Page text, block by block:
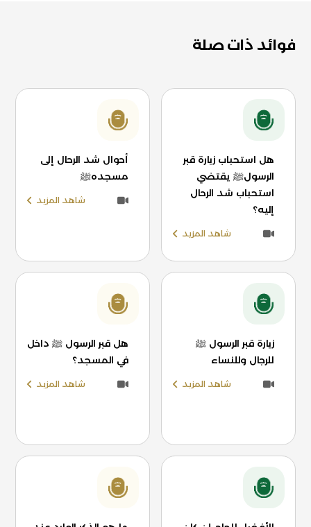
فوائد ذات صلة
هل استحباب زيارة قبر
الرسولﷺ يقتضي
استحباب شد الرحال
إليه؟
شاهد المزيد
أحوال شد الرحال إلى
مسجدهﷺ
شاهد المزيد
زيارة قبر الرسول ﷺ
للرجال وللنساء
شاهد المزيد
هل قبر الرسول ﷺ داخل
في المسجد؟
شاهد المزيد